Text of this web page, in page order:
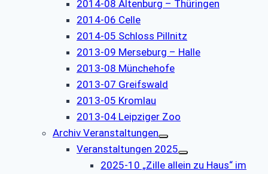
2014-08 Altenburg – Thüringen
2014-06 Celle
2014-05 Schloss Pillnitz
2013-09 Merseburg – Halle
2013-08 Münchehofe
2013-07 Greifswald
2013-05 Kromlau
2013-04 Leipziger Zoo
Archiv Veranstaltungen
Veranstaltungen 2025
2025-10 „Zille allein zu Haus“ im